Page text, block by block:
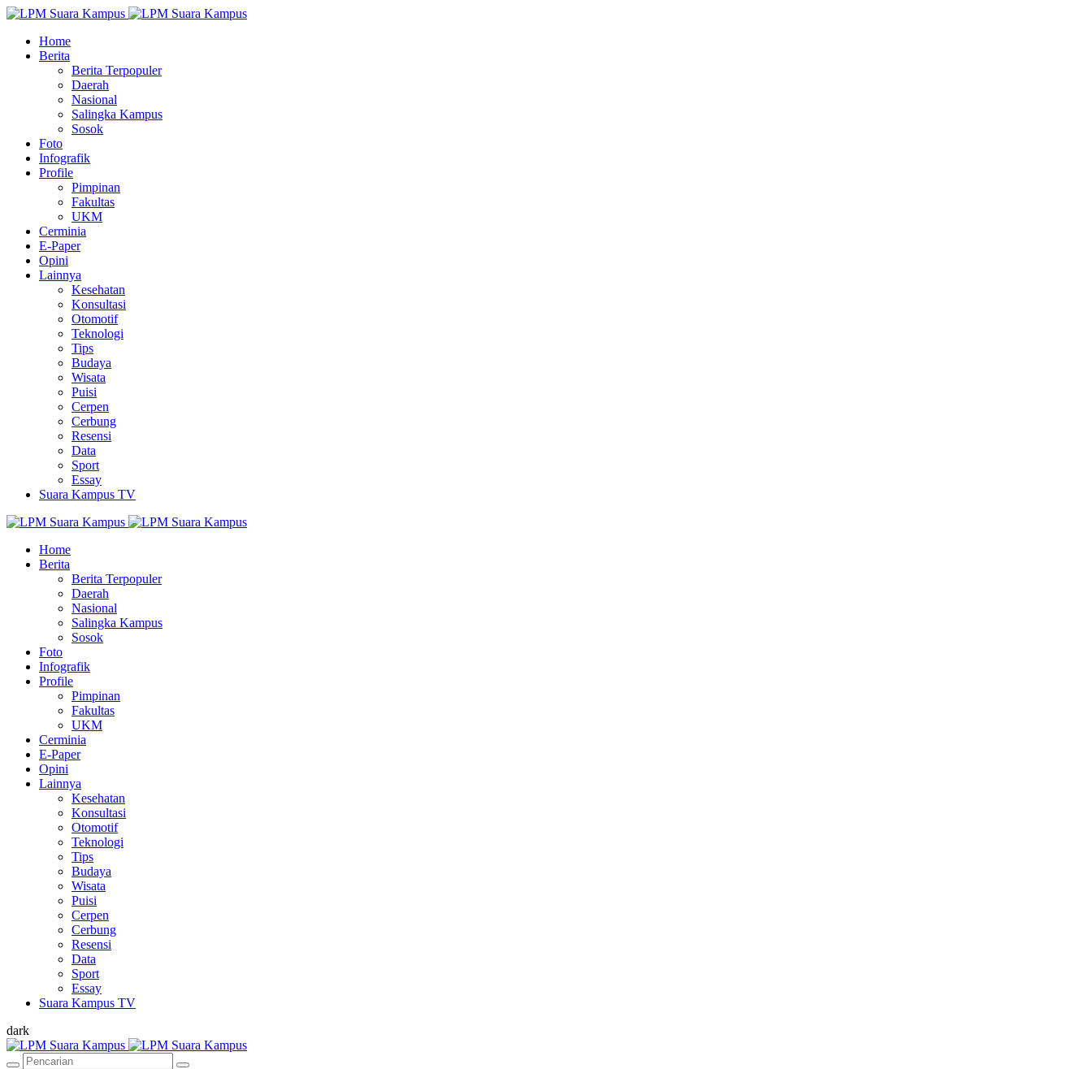
Home
Berita
Berita Terpopuler
Daerah
Nasional
Salingka Kampus
Sosok
Foto
Infografik
Profile
Pimpinan
Fakultas
UKM
Cerminia
E-Paper
Opini
Lainnya
Kesehatan
Konsultasi
Otomotif
Teknologi
Tips
Budaya
Wisata
Puisi
Cerpen
Cerbung
Resensi
Data
Sport
Essay
Suara Kampus TV
Home
Berita
Berita Terpopuler
Daerah
Nasional
Salingka Kampus
Sosok
Foto
Infografik
Profile
Pimpinan
Fakultas
UKM
Cerminia
E-Paper
Opini
Lainnya
Kesehatan
Konsultasi
Otomotif
Teknologi
Tips
Budaya
Wisata
Puisi
Cerpen
Cerbung
Resensi
Data
Sport
Essay
Suara Kampus TV
dark